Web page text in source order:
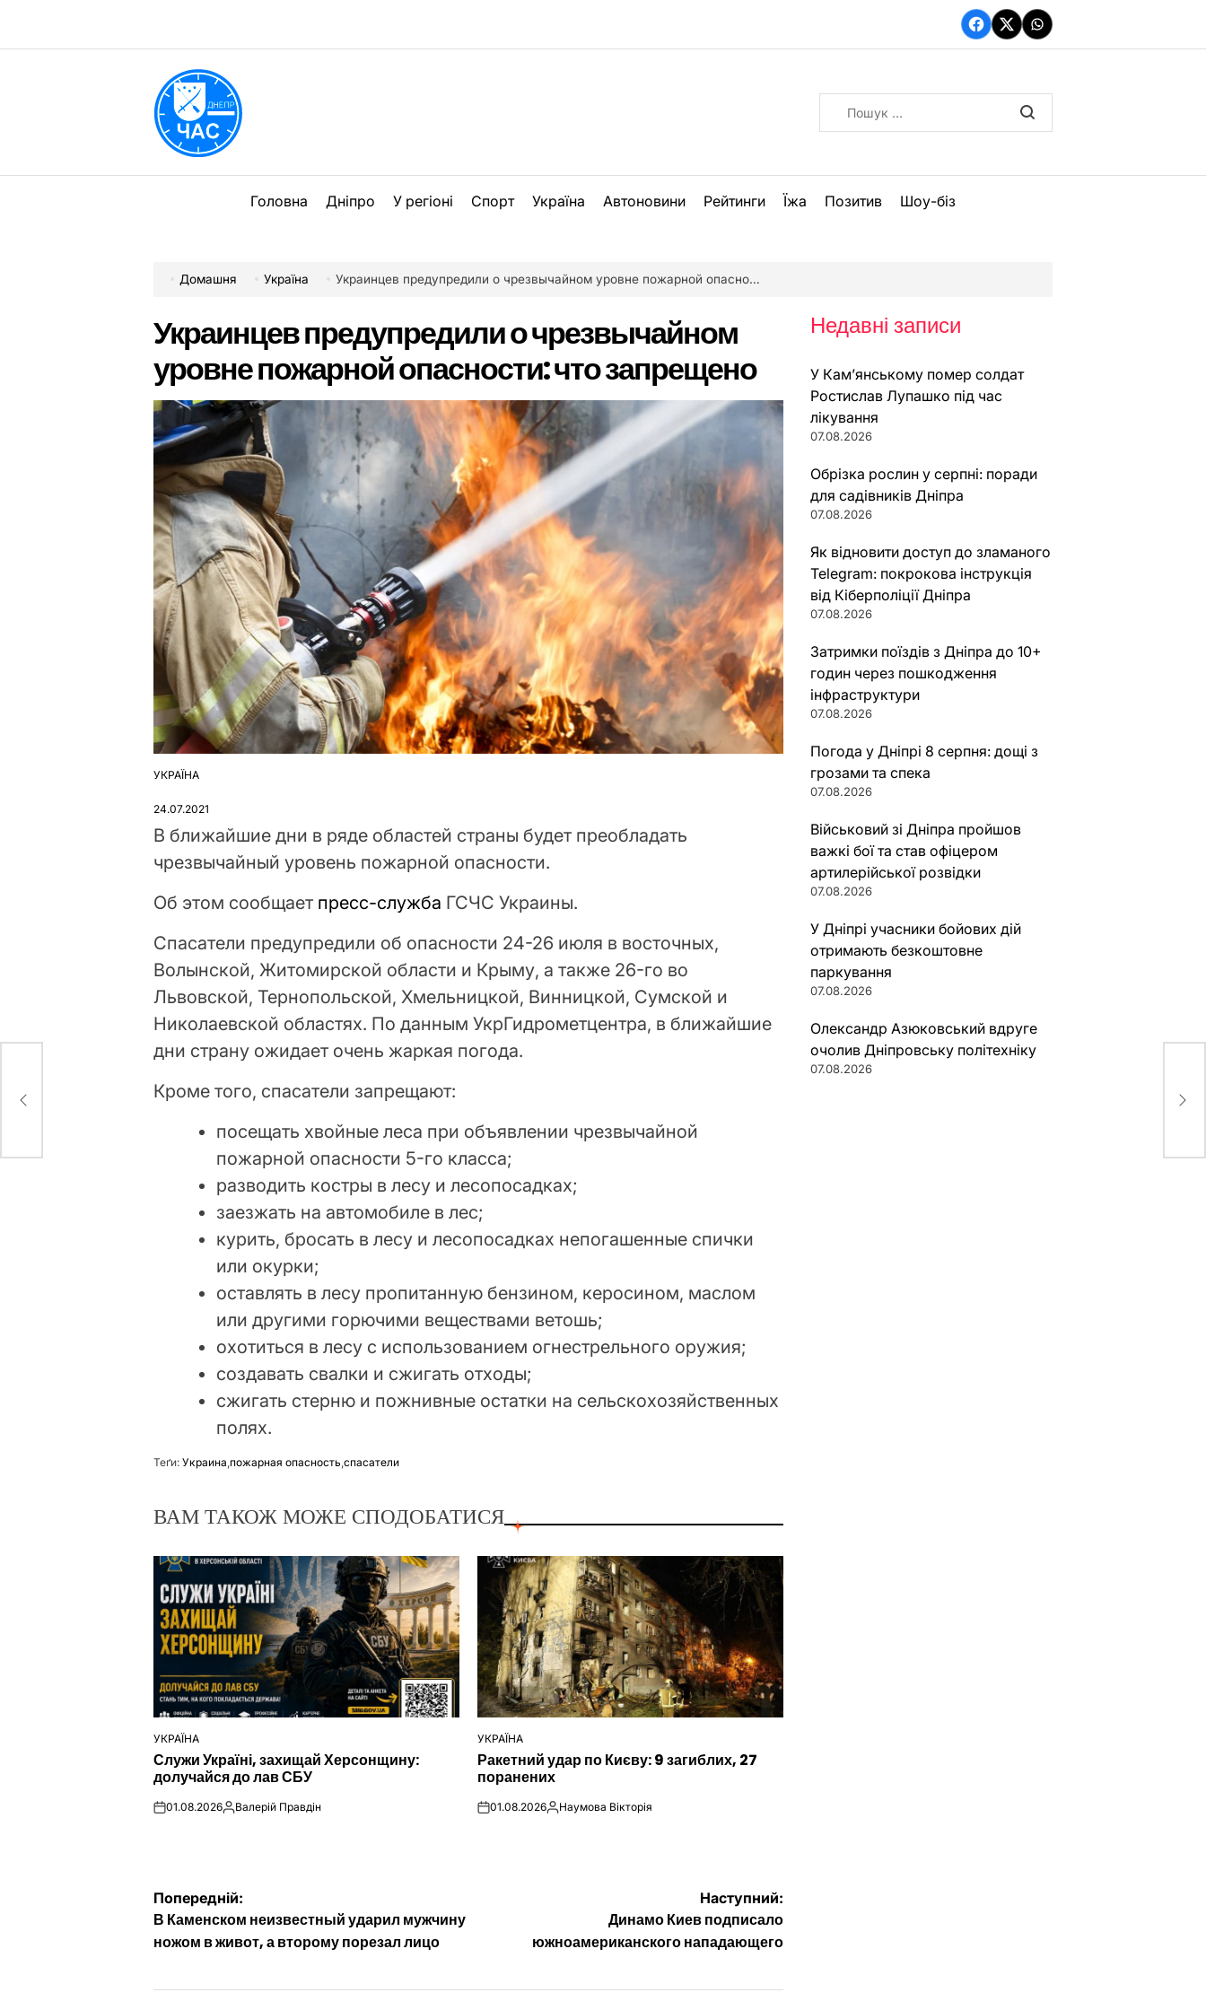
вмісту
Facebook
TwitterWhatsApp
Головна Дніпро У регіоні Спорт Україна Автоновини Рейтинги Їжа Позитив Шоу-біз
Домашня Україна Украинцев предупредили о чрезвычайном уровне пожарной опасности: что запрещено
Украинцев предупредили о чрезвычайном
уровне пожарной опасности: что запрещено
ОПУБЛІКУВАТИ
УКРАЇНА
24.07.2021
В ближайшие дни в ряде областей страны будет преобладать
чрезвычайный уровень пожарной опасности.
Об этом сообщает пресс-служба ГСЧС Украины.
Спасатели предупредили об опасности 24-26 июля в восточных,
Волынской, Житомирской области и Крыму, а также 26-го во
Львовской, Тернопольской, Хмельницкой, Винницкой, Сумской и
Николаевской областях. По данным УкрГидрометцентра, в ближайшие
дни страну ожидает очень жаркая погода.
Кроме того, спасатели запрещают:
посещать хвойные леса при объявлении чрезвычайной
пожарной опасности 5-го класса;
разводить костры в лесу и лесопосадках;
заезжать на автомобиле в лес;
курить, бросать в лесу и лесопосадках непогашенные спички
или окурки;
оставлять в лесу пропитанную бензином, керосином, маслом
или другими горючими веществами ветошь;
охотиться в лесу с использованием огнестрельного оружия;
создавать свалки и сжигать отходы;
сжигать стерню и пожнивные остатки на сельскохозяйственных
полях.
Теґи: Украина,пожарная опасность,спасатели
ВАМ ТАКОЖ МОЖЕ СПОДОБАТИСЯ
ОПУБЛІКУВАТИ
У
УКРАЇНА
Служи Україні, захищай Херсонщину:
долучайся до лав СБУ
on01.08.2026Опубліковано
Валерій Правдін
ОПУБЛІКУВАТИ
У
УКРАЇНА
Ракетний удар по Києву: 9 загиблих, 27
поранених
on01.08.2026Опубліковано
Наумова Вікторія
Навігація
записів
Попередній:
В Каменском неизвестный ударил мужчину
ножом в живот, а второму порезал лицо
Наступний:
Динамо Киев подписало
южноамериканского нападающего
Недавні записи
У Кам’янському помер солдат
Ростислав Лупашко під час
лікування
07.08.2026
Обрізка рослин у серпні: поради
для садівників Дніпра
07.08.2026
Як відновити доступ до зламаного
Telegram: покрокова інструкція
від Кіберполіції Дніпра
07.08.2026
Затримки поїздів з Дніпра до 10+
годин через пошкодження
інфраструктури
07.08.2026
Погода у Дніпрі 8 серпня: дощі з
грозами та спека
07.08.2026
Військовий зі Дніпра пройшов
важкі бої та став офіцером
артилерійської розвідки
07.08.2026
У Дніпрі учасники бойових дій
отримають безкоштовне
паркування
07.08.2026
Олександр Азюковський вдруге
очолив Дніпровську політехніку
07.08.2026